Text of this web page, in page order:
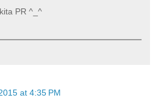
PR ^_^
at 4:35 PM